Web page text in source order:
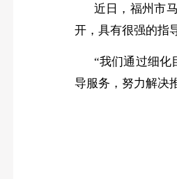
近日，福州市
开，具有很强的指
“我们通过细化
导服务，努力解决